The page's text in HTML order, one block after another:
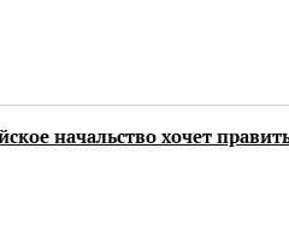
начальство хочет